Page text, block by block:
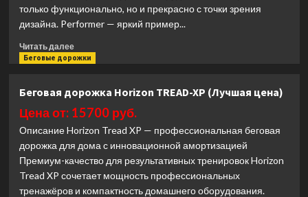
цена)
только функционально, но и прекрасно с точки зрения
дизайна. Performer — яркий пример...
Читать далееПрочитать
больше
дорожка
Svensson
PERFORMER
профессиональная
(Лучшая
цена)
Беговые дорожки
Беговая дорожка Horizon TREAD-XP (Лучшая цена)
Цена от: 15700 руб.
Описание Horizon Tread XP — профессиональная беговая
дорожка для дома с инновационной амортизацией
Премиум-качество для результативных тренировок Horizon
Tread XP сочетает мощность профессиональных
тренажёров и компактность домашнего оборудования.